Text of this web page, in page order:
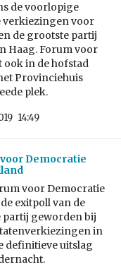
de voorlopige
verkiezingen voor
de grootste partij
Haag. Forum voor
in de hofstad
Provinciehuis
plek.
14:49
Democratie
voor Democratie
exitpoll van de
partij geworden bij
in
definitieve uitslag